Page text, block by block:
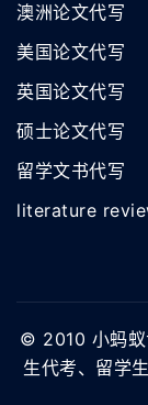
澳洲论文代写
美国论文代写
英国论文代写
硕士论文代写
留学文书代写
literature
© 2010 小蚂蚁
生代考、留学